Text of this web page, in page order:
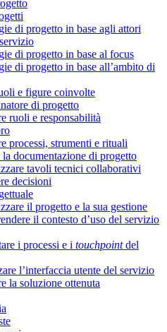
di progetto in base agli attori
di progetto in base al focus
di progetto in base all’ambito di
e figure coinvolte
di progetto
ruoli e responsabilità
processi, strumenti e rituali
documentazione di progetto
tavoli tecnici collaborativi
decisioni
il progetto e la sua gestione
il contesto d’uso del servizio
i processi e i touchpointdel
l’interfaccia utente del servizio
la soluzione ottenuta